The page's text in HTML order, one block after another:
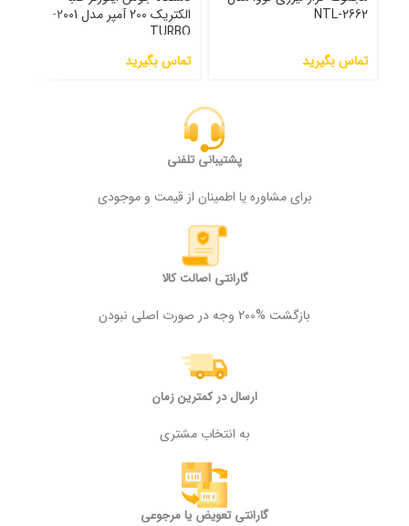
NTL-2662
تماس بگیرید
الکتریک 200 آمپر مدل 2001-
TURBO
تماس بگیرید
پشتیبانی تلفنی
برای مشاوره یا اطمینان از قیمت و موجودی
گارانتی اصالت کالا
بازگشت %200 وجه در صورت اصلی نبودن
ارسال در کمترین زمان
به انتخاب مشتری
گارانتی تعویض یا مرجوعی